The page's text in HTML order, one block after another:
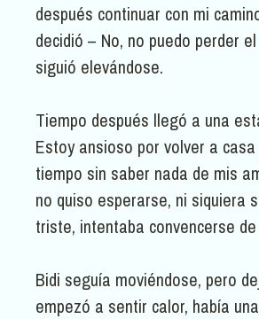
después continuar con mi
decidió – No, no puedo perder
siguió elevándose.
Tiempo después llegó a una
Estoy ansioso por volver a
tiempo sin saber nada de mis
no quiso esperarse, ni siquiera
triste, intentaba convencerse
Bidi seguía moviéndose, pero
empezó a sentir calor, había